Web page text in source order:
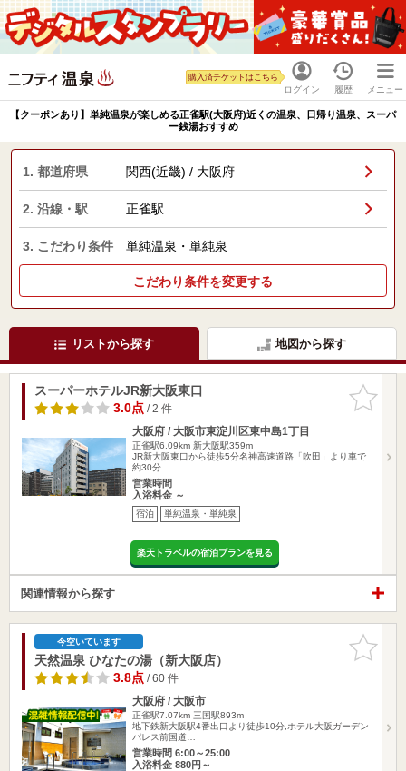
ログイン
購入済チケットはこちら
履歴 メニュー
【クーポンあり】単純温泉が楽しめる正雀駅(大阪府)近くの温泉、日帰り温泉、スーパ
ー銭湯おすすめ
1. 都道府県 関西(近畿) / 大阪府
2. 沿線・駅 正雀駅
3. こだわり条件 単純温泉・単純泉
こだわり条件を変更する
リストから探す 地図から探す
お気に入
りに追加
スーパーホテルJR新大阪東口
3.0点/ 2 件
大阪府 / 大阪市東淀川区東中島1丁目
正雀駅6.09km 新大阪駅359m
JR新大阪東口から徒歩5分名神高速道路「吹田」より車で
約30分
営業時間
入浴料金 ～
宿泊 単純温泉・単純泉
楽天トラベルの宿泊プランを見る
関連情報から探す
お気に入
りに追加
今空いています
天然温泉 ひなたの湯（新大阪店）
3.8点/ 60 件
大阪府 / 大阪市
正雀駅7.07km 三国駅893m
地下鉄新大阪駅4番出口より徒歩10分,ホテル大阪ガーデン
パレス前国道…
営業時間 6:00～25:00
入浴料金 880円～